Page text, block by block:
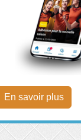
En savoir plus